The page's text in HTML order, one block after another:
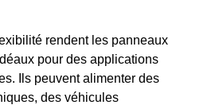
rendent les panneaux
pour des applications
Ils peuvent alimenter des
des véhicules